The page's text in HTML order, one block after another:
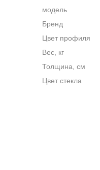
модель
Бренд
Цвет профиля
Вес, кг
Толщина, см
Цвет стекла